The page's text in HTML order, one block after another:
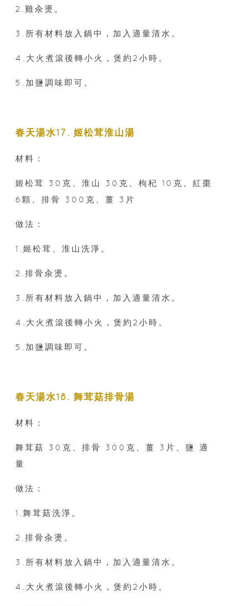
2.雞汆燙。
3.所有材料放入鍋中，加入適量清水。
4.大火煮滾後轉小火，煲約2小時。
5.加鹽調味即可。
春天湯水17. 姬松茸淮山湯
材料：
姬松茸 30克、淮山 30克、枸杞 10克、紅棗
6顆、排骨 300克、薑 3片
做法：
1.姬松茸、淮山洗淨。
2.排骨汆燙。
3.所有材料放入鍋中，加入適量清水。
4.大火煮滾後轉小火，煲約2小時。
5.加鹽調味即可。
春天湯水18. 舞茸菇排骨湯
材料：
舞茸菇 30克、排骨 300克、薑 3片、鹽 適
量
做法：
1.舞茸菇洗淨。
2.排骨汆燙。
3.所有材料放入鍋中，加入適量清水。
4.大火煮滾後轉小火，煲約2小時。